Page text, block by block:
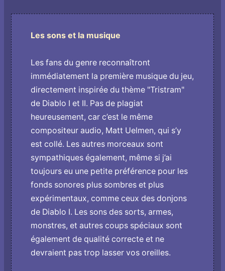
Les sons et la musique
Les fans du genre reconnaîtront
immédiatement la première musique du jeu,
directement inspirée du thème "Tristram"
de Diablo I et II. Pas de plagiat
heureusement, car c’est le même
compositeur audio, Matt Uelmen, qui s’y
est collé. Les autres morceaux sont
sympathiques également, même si j’ai
toujours eu une petite préférence pour les
fonds sonores plus sombres et plus
expérimentaux, comme ceux des donjons
de Diablo I. Les sons des sorts, armes,
monstres, et autres coups spéciaux sont
également de qualité correcte et ne
devraient pas trop lasser vos oreilles.